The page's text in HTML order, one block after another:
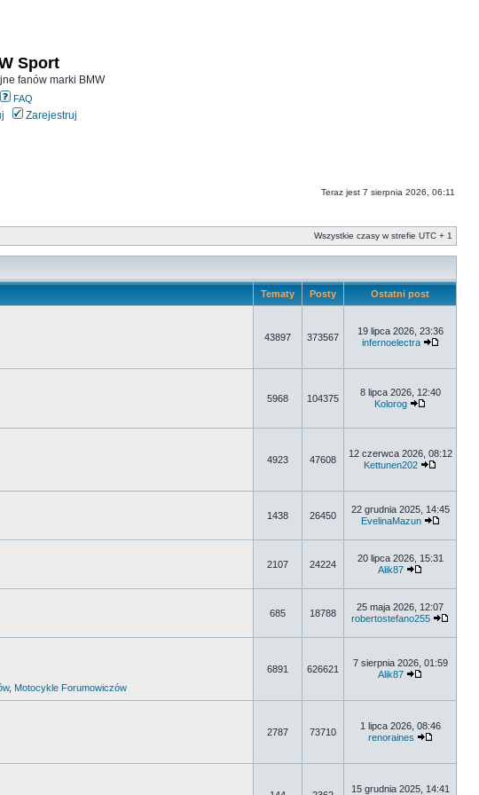
Sport
fanów marki BMW
FAQ
Zarejestruj
Teraz jest 7 sierpnia 2026, 06:11
Wszystkie czasy w strefie UTC + 1
Tematy Posty Ostatni post
43897 373567
19 lipca 2026, 23:36
infernoelectra
5968 104375
8 lipca 2026, 12:40
Kolorog
4923 47608
12 czerwca 2026, 08:12
Kettunen202
1438 26450
22 grudnia 2025, 14:45
EvelinaMazun
2107 24224
20 lipca 2026, 15:31
Alik87
685 18788
25 maja 2026, 12:07
robertostefano255
, Motocykle Forumowiczów
6891 626621
7 sierpnia 2026, 01:59
Alik87
2787 73710
1 lipca 2026, 08:46
renoraines
15 grudnia 2025, 14:41